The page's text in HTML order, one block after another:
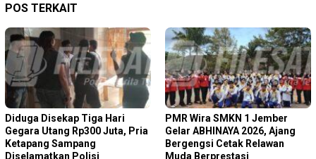
POS TERKAIT
Diduga Disekap Tiga Hari
Gegara Utang Rp300 Juta, Pria
Ketapang Sampang
Diselamatkan Polisi
PMR Wira SMKN 1 Jember
Gelar ABHINAYA 2026, Ajang
Bergengsi Cetak Relawan
Muda Berprestasi